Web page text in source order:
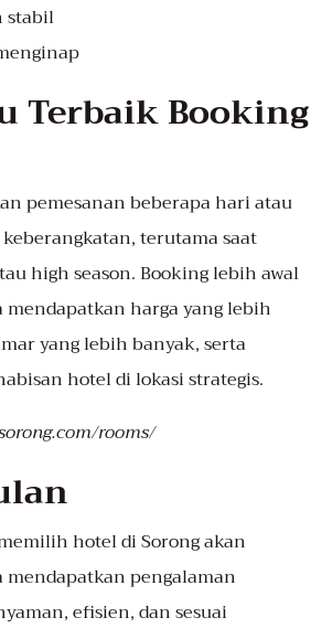
stabil
Terbaik Booking
pemesanan beberapa hari atau
terutama saat
high season. Booking lebih awal
harga yang lebih
yang lebih banyak, serta
hotel di lokasi strategis.
rooms/
hotel di Sorong akan
pengalaman
efisien, dan sesuai